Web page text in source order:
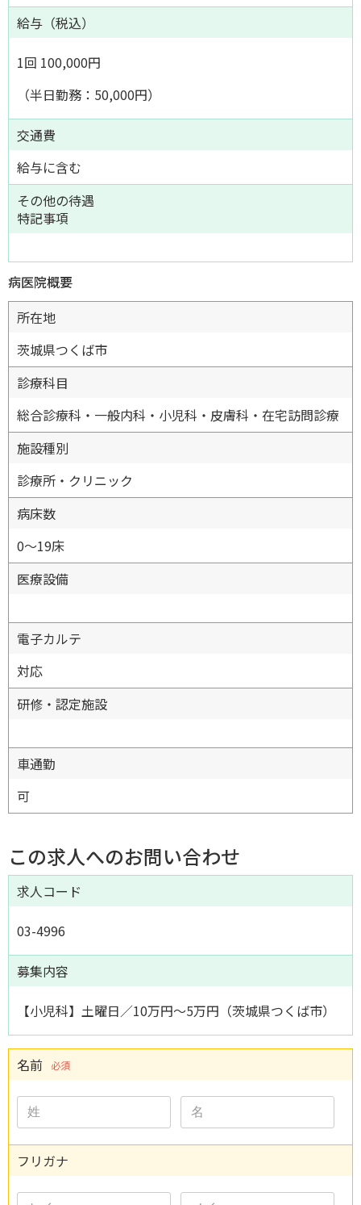
給与（税込）
1回 100,000円
（半日勤務：50,000円）
交通費
給与に含む
その他の待遇
特記事項
病医院概要
所在地
茨城県つくば市
診療科目
総合診療科・一般内科・小児科・皮膚科・在宅訪問診療
施設種別
診療所・クリニック
病床数
0〜19床
医療設備
電子カルテ
対応
研修・認定施設
車通勤
可
この求人へのお問い合わせ
求人コード
03-4996
募集内容
【小児科】土曜日／10万円～5万円（茨城県つくば市）
名前 必須
フリガナ